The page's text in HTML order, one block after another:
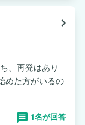
navigate_next
、再発はあり
めた方がいるの
1名が回答